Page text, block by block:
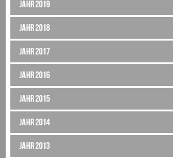
Jahr 2019
Jahr 2018
Jahr 2017
Jahr 2016
Jahr 2015
Jahr 2014
Jahr 2013